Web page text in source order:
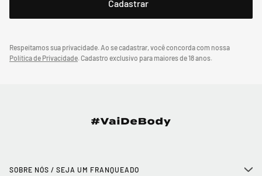
Respeitamos sua privacidade. Ao se cadastrar, você concorda com nossa
Política de Privacidade.Cadastro exclusivo para maiores de 18 anos.
SOBRE NÓS / SEJA UM FRANQUEADO +